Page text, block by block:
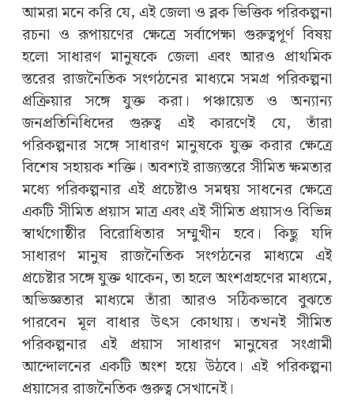
আমরা মনে করি যে, এই জেলা ও ব্লক ভিত্তিক পরিকল্পনা
রচনা ও রূপায়ণের ক্ষেত্রে সর্বাপেক্ষা গুরুত্বপূর্ণ বিষয়
হলো সাধারণ মানুষকে জেলা এবং আরও প্রাথমিক
স্তরের রাজনৈতিক সংগঠনের মাধ্যমে সমগ্র পরিকল্পনা
প্রক্রিয়ার সঙ্গে যুক্ত করা। পঞ্চায়েত ও অন্যান্য
জনপ্রতিনিধিদের গুরুত্ব এই কারণেই যে, তাঁরা
পরিকল্পনার সঙ্গে সাধারণ মানুষকে যুক্ত করার ক্ষেত্রে
বিশেষ সহায়ক শক্তি। অবশ্যই রাজ্যস্তরে সীমিত ক্ষমতার
মধ্যে পরিকল্পনার এই প্রচেষ্টাও সমন্বয় সাধনের ক্ষেত্রে
একটি সীমিত প্রয়াস মাত্র এবং এই সীমিত প্রয়াসও বিভিন্ন
স্বার্থগোষ্ঠীর বিরোধিতার সম্মুখীন হবে। কিছু যদি
সাধারণ মানুষ রাজনৈতিক সংগঠনের মাধ্যমে এই
প্রচেষ্টার সঙ্গে যুক্ত থাকেন, তা হলে অংশগ্রহণের মাধ্যমে,
অভিজ্ঞতার মাধ্যমে তাঁরা আরও সঠিকভাবে বুঝতে
পারবেন মূল বাধার উৎস কোথায়। তখনই সীমিত
পরিকল্পনার এই প্রয়াস সাধারণ মানুষের সংগ্রামী
আন্দোলনের একটি অংশ হয়ে উঠবে। এই পরিকল্পনা
প্রয়াসের রাজনৈতিক গুরুত্ব সেখানেই।